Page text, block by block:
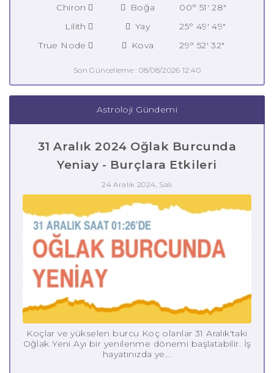
Chiron
Boğa
00° 51' 28"
Lilith
Yay
25° 49' 49"
True Node
Kova 29° 52' 32"
Son Güncelleme : 08/08/2026 12:40
Astroloji Gündemi
31 Aralık 2024 Oğlak Burcunda
Yeniay - Burçlara Etkileri
24 Aralık 2024, Salı
Koçlar ve yükselen burcu Koç olanlar 31 Aralık'taki
Oğlak Yeni Ayı bir yenilenme dönemi başlatabilir. İş
hayatınızda ye...